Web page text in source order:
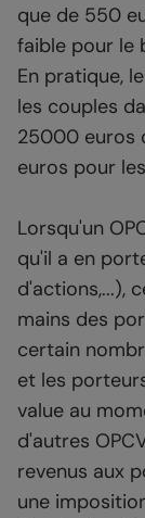
que de 550
faible pour le
En pratique,
les couples
25000 euros
euros pour
Lorsqu'un
qu'il a en
d'actions,...),
mains des
certain
et les
value au
d'autres
revenus aux
une